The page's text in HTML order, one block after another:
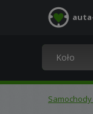
auta